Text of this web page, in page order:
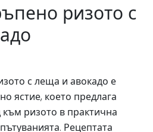
ризото с
с леща и авокадо е
ястие, което предлага
ризото в практична
Рецептата